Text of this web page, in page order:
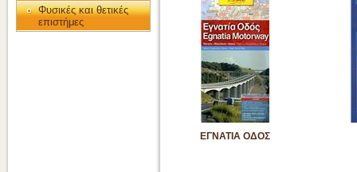
Φυσικές και θετικές
επιστήμες
ΕΓΝΑΤΙΑ ΟΔΟΣ